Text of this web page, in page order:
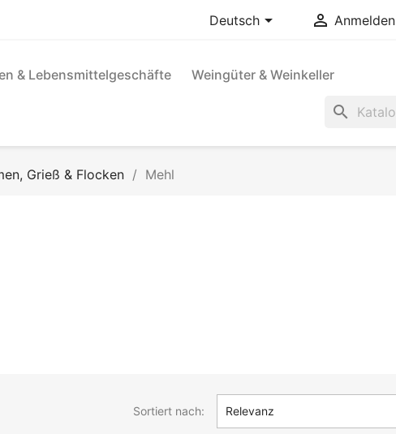
Deutsch  Anmelden
& Lebensmittelgeschäfte Weingüter & Weinkeller
search
Grieß & Flocken Mehl
Sortiert nach: Relevanz